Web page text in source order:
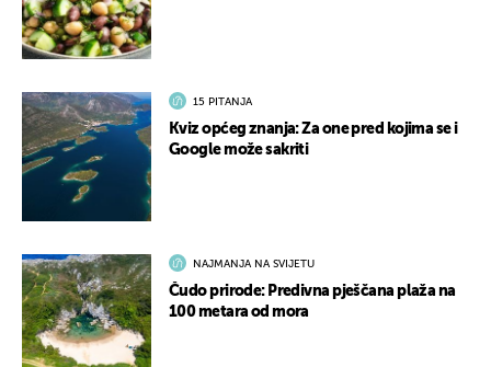
15 PITANJA
Kviz općeg znanja: Za one pred kojima se i
Google može sakriti
NAJMANJA NA SVIJETU
Čudo prirode: Predivna pješčana plaža na
100 metara od mora